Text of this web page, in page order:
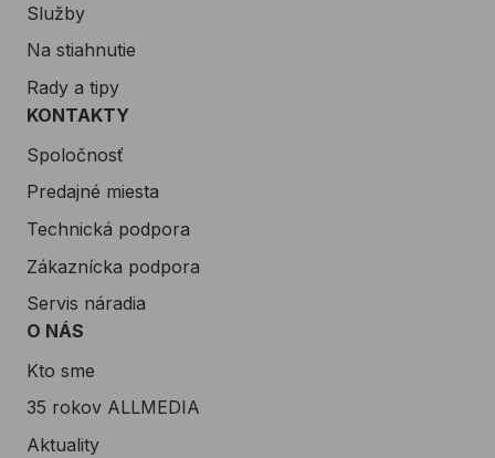
Služby
Na stiahnutie
Rady a tipy
KONTAKTY
Spoločnosť
Predajné miesta
Technická podpora
Zákaznícka podpora
Servis náradia
O NÁS
Kto sme
35 rokov ALLMEDIA
Aktuality